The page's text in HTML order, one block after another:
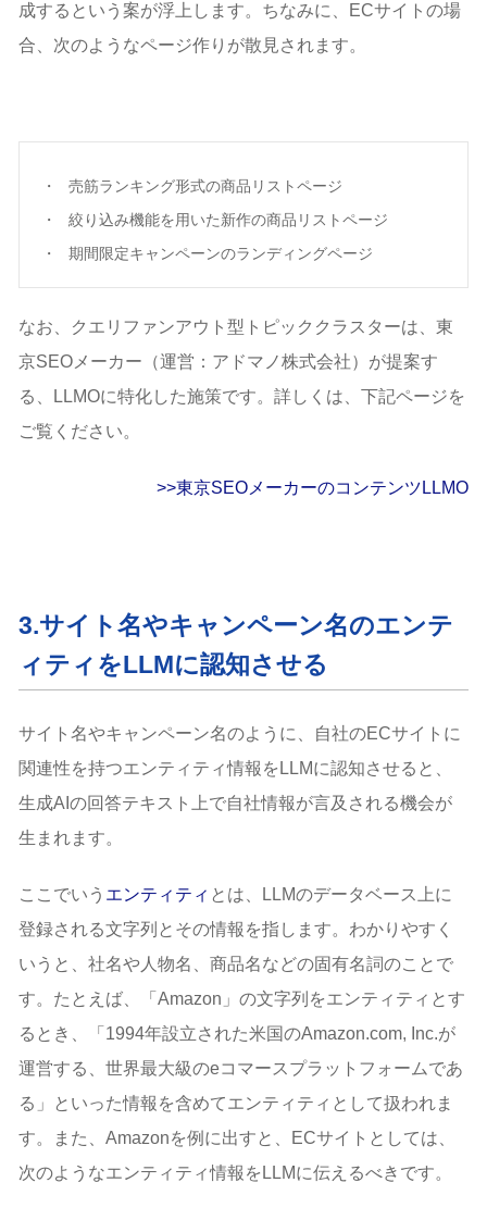
成するという案が浮上します。ちなみに、ECサイトの場
合、次のようなページ作りが散見されます。
売筋ランキング形式の商品リストページ
絞り込み機能を用いた新作の商品リストページ
期間限定キャンペーンのランディングページ
なお、クエリファンアウト型トピッククラスターは、東
京SEOメーカー（運営：アドマノ株式会社）が提案す
る、LLMOに特化した施策です。詳しくは、下記ページを
ご覧ください。
>>東京SEOメーカーのコンテンツLLMO
3.サイト名やキャンペーン名のエンテ
ィティをLLMに認知させる
サイト名やキャンペーン名のように、自社のECサイトに
関連性を持つエンティティ情報をLLMに認知させると、
生成AIの回答テキスト上で自社情報が言及される機会が
生まれます。
ここでいう エンティティ とは、LLMのデータベース上に
登録される文字列とその情報を指します。わかりやすく
いうと、社名や人物名、商品名などの固有名詞のことで
す。たとえば、「Amazon」の文字列をエンティティとす
るとき、「1994年設立された米国のAmazon.com, Inc.が
運営する、世界最大級のeコマースプラットフォームであ
る」といった情報を含めてエンティティとして扱われま
す。また、Amazonを例に出すと、ECサイトとしては、
次のようなエンティティ情報をLLMに伝えるべきです。